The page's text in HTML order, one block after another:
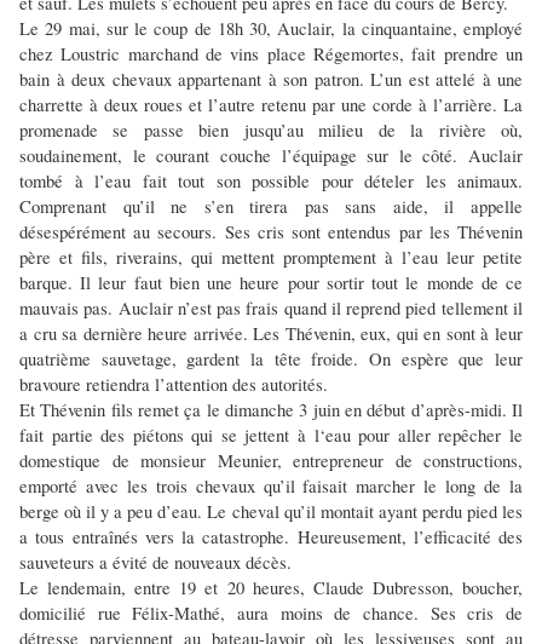
Le 29 mai, sur le coup de 18h 30, Auclair, la cinquantaine, employé
chez Loustric marchand de vins place Régemortes, fait prendre un
bain à deux chevaux appartenant à son patron. L’un est attelé à une
charrette à deux roues et l’autre retenu par une corde à l’arrière. La
promenade se passe bien jusqu’au milieu de la rivière où,
soudainement, le courant couche l’équipage sur le côté. Auclair
tombé à l’eau fait tout son possible pour dételer les animaux.
Comprenant qu’il ne s’en tirera pas sans aide, il appelle
désespérément au secours. Ses cris sont entendus par les Thévenin
père et fils, riverains, qui mettent promptement à l’eau leur petite
barque. Il leur faut bien une heure pour sortir tout le monde de ce
mauvais pas. Auclair n’est pas frais quand il reprend pied tellement il
a cru sa dernière heure arrivée. Les Thévenin, eux, qui en sont à leur
quatrième sauvetage, gardent la tête froide. On espère que leur
bravoure retiendra l’attention des autorités.
Et Thévenin fils remet ça le dimanche 3 juin en début d’après-midi. Il
fait partie des piétons qui se jettent à l‘eau pour aller repêcher le
domestique de monsieur Meunier, entrepreneur de constructions,
emporté avec les trois chevaux qu’il faisait marcher le long de la
berge où il y a peu d’eau. Le cheval qu’il montait ayant perdu pied les
a tous entraînés vers la catastrophe. Heureusement, l’efficacité des
sauveteurs a évité de nouveaux décès.
Le lendemain, entre 19 et 20 heures, Claude Dubresson, boucher,
domicilié rue Félix-Mathé, aura moins de chance. Ses cris de
détresse parviennent au bateau-lavoir où les lessiveuses sont au